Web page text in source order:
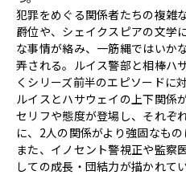
犯罪をめぐる関係者たちの複雑
爵位や、シェイクスピアの文学
な事情が絡み、一筋縄ではいか
弄される。ルイス警部と相棒ハ
くシリーズ前半のエピソードに
ルイスとハサウェイの上下関係
セリフや態度が登場し、それぞ
に、2人の関係がより強固なも
また、イノセント警視正や監察
しての成長・団結力が描かれて